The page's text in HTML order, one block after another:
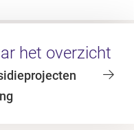
het overzicht